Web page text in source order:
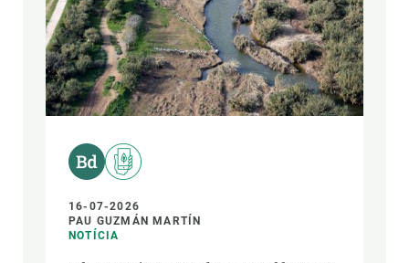
16-07-2026
PAU GUZMÁN MARTÍN
NOTÍCIA